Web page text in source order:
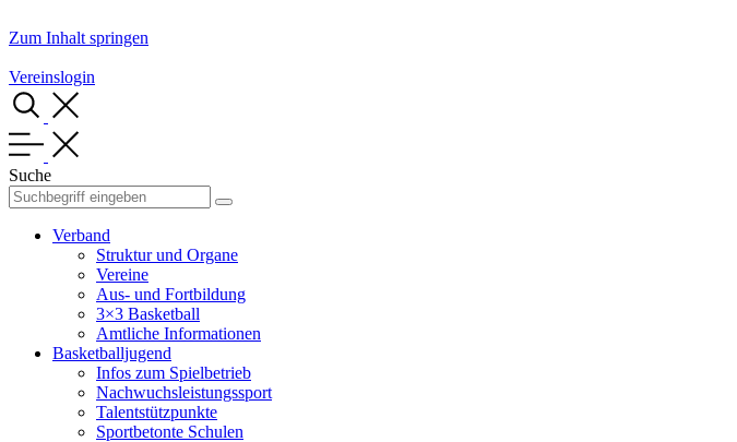
Zum Inhalt springen
Vereinslogin
Suche
Verband
Struktur und Organe
Vereine
Aus- und Fortbildung
3×3 Basketball
Amtliche Informationen
Basketballjugend
Infos zum Spielbetrieb
Nachwuchsleistungssport
Talentstützpunkte
Sportbetonte Schulen